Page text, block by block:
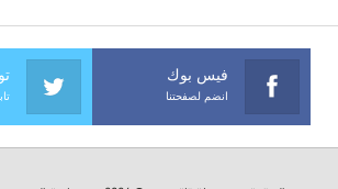
فيس بوك
انضم لصفحتنا